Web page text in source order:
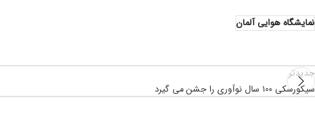
نمایشگاه هوایی آلمان
جدیدتر
سیکورسکی ۱۰۰ سال نوآوری را جشن می گیرد